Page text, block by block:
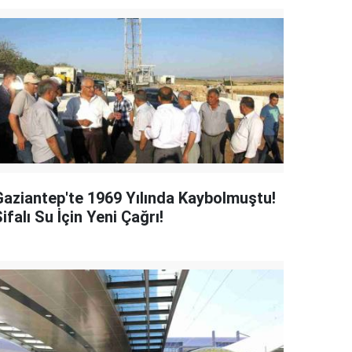
1969 Yılında Kaybolmuştu!
Su İçin Yeni Çağrı!